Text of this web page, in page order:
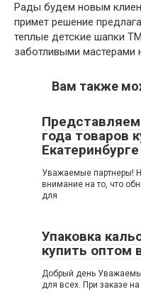
Рады будем новым
примет решение
теплые детские шапки
заботливыми мастерами
Вам также
года товаров
Екатеринбурге
Уважаемые партнеры!
внимание на то, что
для
Упаковка
купить оптом
Добрый день
для всех. При заказе